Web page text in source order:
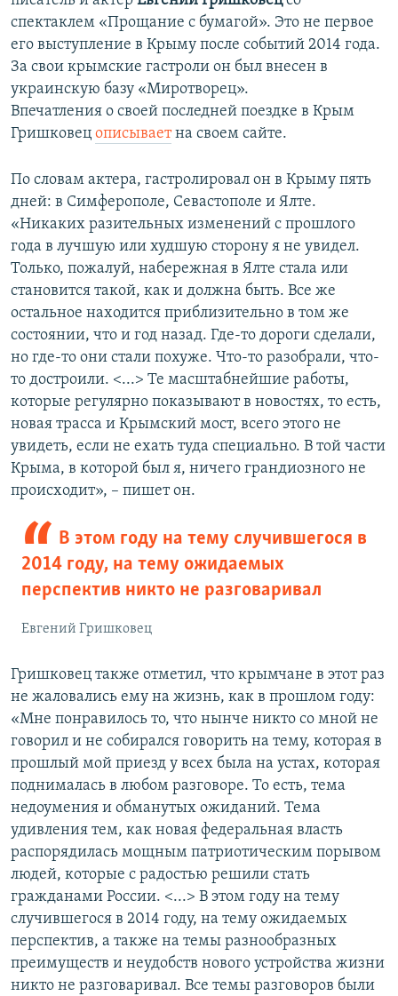
спектаклем «Прощание с бумагой». Это не первое
его выступление в Крыму после событий 2014 года.
За свои крымские гастроли он был внесен в
украинскую базу «Миротворец».
Впечатления о своей последней поездке в Крым
Гришковец описываетна своем сайте.
По словам актера, гастролировал он в Крыму пять
дней: в Симферополе, Севастополе и Ялте.
«Никаких разительных изменений с прошлого
года в лучшую или худшую сторону я не увидел.
Только, пожалуй, набережная в Ялте стала или
становится такой, как и должна быть. Все же
остальное находится приблизительно в том же
состоянии, что и год назад. Где-то дороги сделали,
но где-то они стали похуже. Что-то разобрали, что-
то достроили. <...> Те масштабнейшие работы,
которые регулярно показывают в новостях, то есть,
новая трасса и Крымский мост, всего этого не
увидеть, если не ехать туда специально. В той части
Крыма, в которой был я, ничего грандиозного не
происходит», – пишет он.
В этом году на тему случившегося в
2014 году, на тему ожидаемых
перспектив никто не разговаривал
Евгений Гришковец
Гришковец также отметил, что крымчане в этот раз
не жаловались ему на жизнь, как в прошлом году:
«Мне понравилось то, что нынче никто со мной не
говорил и не собирался говорить на тему, которая в
прошлый мой приезд у всех была на устах, которая
поднималась в любом разговоре. То есть, тема
недоумения и обманутых ожиданий. Тема
удивления тем, как новая федеральная власть
распорядилась мощным патриотическим порывом
людей, которые с радостью решили стать
гражданами России. <...> В этом году на тему
случившегося в 2014 году, на тему ожидаемых
перспектив, а также на темы разнообразных
преимуществ и неудобств нового устройства жизни
никто не разговаривал. Все темы разговоров были